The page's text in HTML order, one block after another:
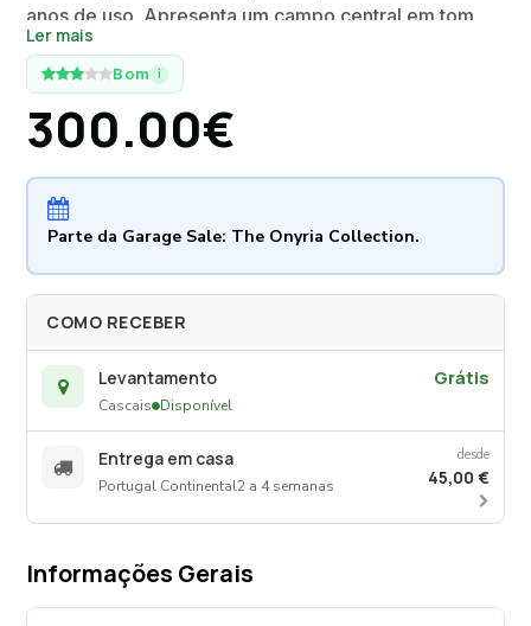
anos de uso. Apresenta um campo central em tom
cinzento com padrão em espinha de peixe,
emoldurado por uma borda larga em preto. O design
combina uma estética geométrica discreta com um
acabamento de contraste entre o centro e a margem.
Ler mais
Bom i
300.00€
Parte da Garage Sale: The Onyria Collection.
COMO RECEBER
Levantamento
Cascais Disponível
Grátis
Entrega em casa
Portugal Continental2 a 4 semanas
desde
45,00 €
Informações Gerais